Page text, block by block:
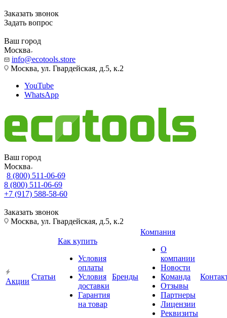
Заказать звонок
Задать вопрос
Ваш город
Москва
info@ecotools.store
Москва, ул. Гвардейская, д.5, к.2
YouTube
WhatsApp
Ваш город
Москва
8 (800) 511-06-69
8 (800) 511-06-69
+7 (917) 588-58-60
Заказать звонок
Москва, ул. Гвардейская, д.5, к.2
Акции
Статьи
Как купить
Условия
оплаты
Условия
доставки
Гарантия
на товар
Бренды
Компания
О
компании
Новости
Команда
Отзывы
Партнеры
Лицензии
Реквизиты